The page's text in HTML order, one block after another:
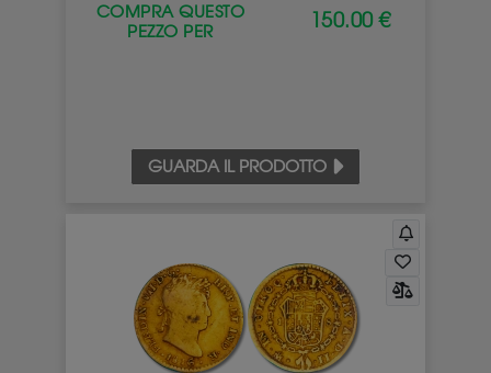
COMPRA QUESTO
PEZZO PER
150.00 €
GUARDA IL PRODOTTO